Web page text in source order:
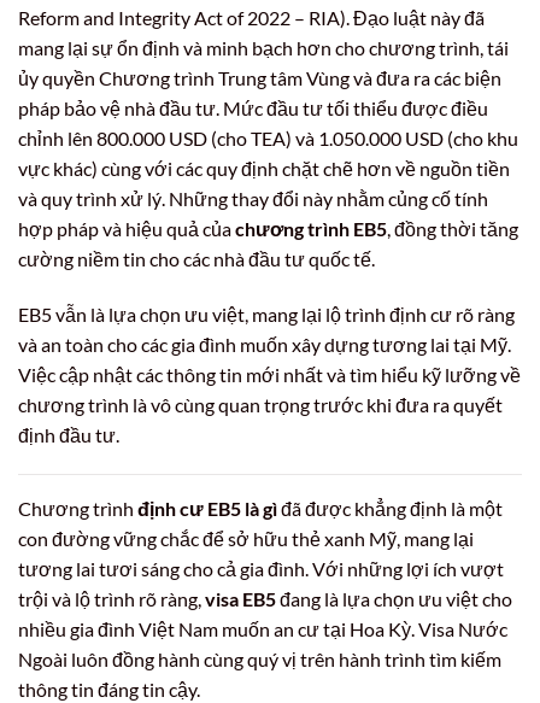
Reform and Integrity Act of 2022 – RIA). Đạo luật này đã
mang lại sự ổn định và minh bạch hơn cho chương trình, tái
ủy quyền Chương trình Trung tâm Vùng và đưa ra các biện
pháp bảo vệ nhà đầu tư. Mức đầu tư tối thiểu được điều
chỉnh lên 800.000 USD (cho TEA) và 1.050.000 USD (cho khu
vực khác) cùng với các quy định chặt chẽ hơn về nguồn tiền
và quy trình xử lý. Những thay đổi này nhằm củng cố tính
hợp pháp và hiệu quả củachương trình EB5, đồng thời tăng
cường niềm tin cho các nhà đầu tư quốc tế.
EB5 vẫn là lựa chọn ưu việt, mang lại lộ trình định cư rõ ràng
và an toàn cho các gia đình muốn xây dựng tương lai tại Mỹ.
Việc cập nhật các thông tin mới nhất và tìm hiểu kỹ lưỡng về
chương trình là vô cùng quan trọng trước khi đưa ra quyết
định đầu tư.
Chương trình định cư EB5 là gìđã được khẳng định là một
con đường vững chắc để sở hữu thẻ xanh Mỹ, mang lại
tương lai tươi sáng cho cả gia đình. Với những lợi ích vượt
trội và lộ trình rõ ràng,visa EB5đang là lựa chọn ưu việt cho
nhiều gia đình Việt Nam muốn an cư tại Hoa Kỳ. Visa Nước
Ngoài luôn đồng hành cùng quý vị trên hành trình tìm kiếm
thông tin đáng tin cậy.